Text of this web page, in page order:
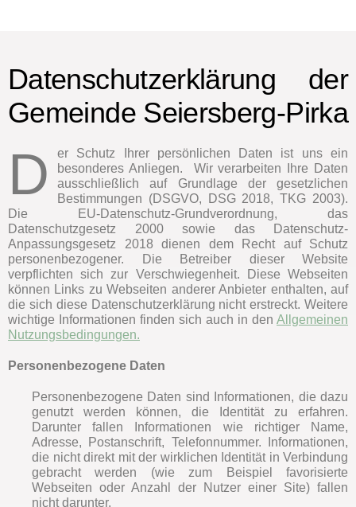
Datenschutzerklärung der
Gemeinde Seiersberg-Pirka
D
er Schutz Ihrer persönlichen Daten ist uns ein
besonderes Anliegen. Wir verarbeiten Ihre Daten
ausschließlich auf Grundlage der gesetzlichen
Bestimmungen (DSGVO, DSG 2018, TKG 2003).
Die EU-Datenschutz-Grundverordnung, das
Datenschutzgesetz 2000 sowie das Datenschutz-
Anpassungsgesetz 2018 dienen dem Recht auf Schutz
personenbezogener. Die Betreiber dieser Website
verpflichten sich zur Verschwiegenheit. Diese Webseiten
können Links zu Webseiten anderer Anbieter enthalten, auf
die sich diese Datenschutzerklärung nicht erstreckt. Weitere
wichtige Informationen finden sich auch in den Allgemeinen
Nutzungsbedingungen.
Personenbezogene Daten
Personenbezogene Daten sind Informationen, die dazu
genutzt werden können, die Identität zu erfahren.
Darunter fallen Informationen wie richtiger Name,
Adresse, Postanschrift, Telefonnummer. Informationen,
die nicht direkt mit der wirklichen Identität in Verbindung
gebracht werden (wie zum Beispiel favorisierte
Webseiten oder Anzahl der Nutzer einer Site) fallen
nicht darunter.